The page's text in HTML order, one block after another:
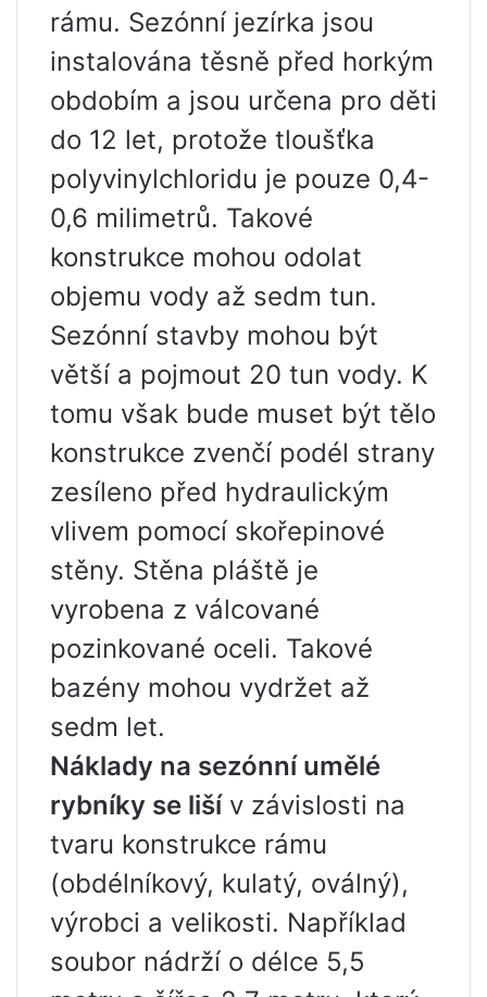
rámu. Sezónní jezírka jsou
instalována těsně před horkým
obdobím a jsou určena pro děti
do 12 let, protože tloušťka
polyvinylchloridu je pouze 0,4-
0,6 milimetrů. Takové
konstrukce mohou odolat
objemu vody až sedm tun.
Sezónní stavby mohou být
větší a pojmout 20 tun vody. K
tomu však bude muset být tělo
konstrukce zvenčí podél strany
zesíleno před hydraulickým
vlivem pomocí skořepinové
stěny. Stěna pláště je
vyrobena z válcované
pozinkované oceli. Takové
bazény mohou vydržet až
sedm let.
Náklady na sezónní umělé
rybníky se lišív závislosti na
tvaru konstrukce rámu
(obdélníkový, kulatý, oválný),
výrobci a velikosti. Například
soubor nádrží o délce 5,5